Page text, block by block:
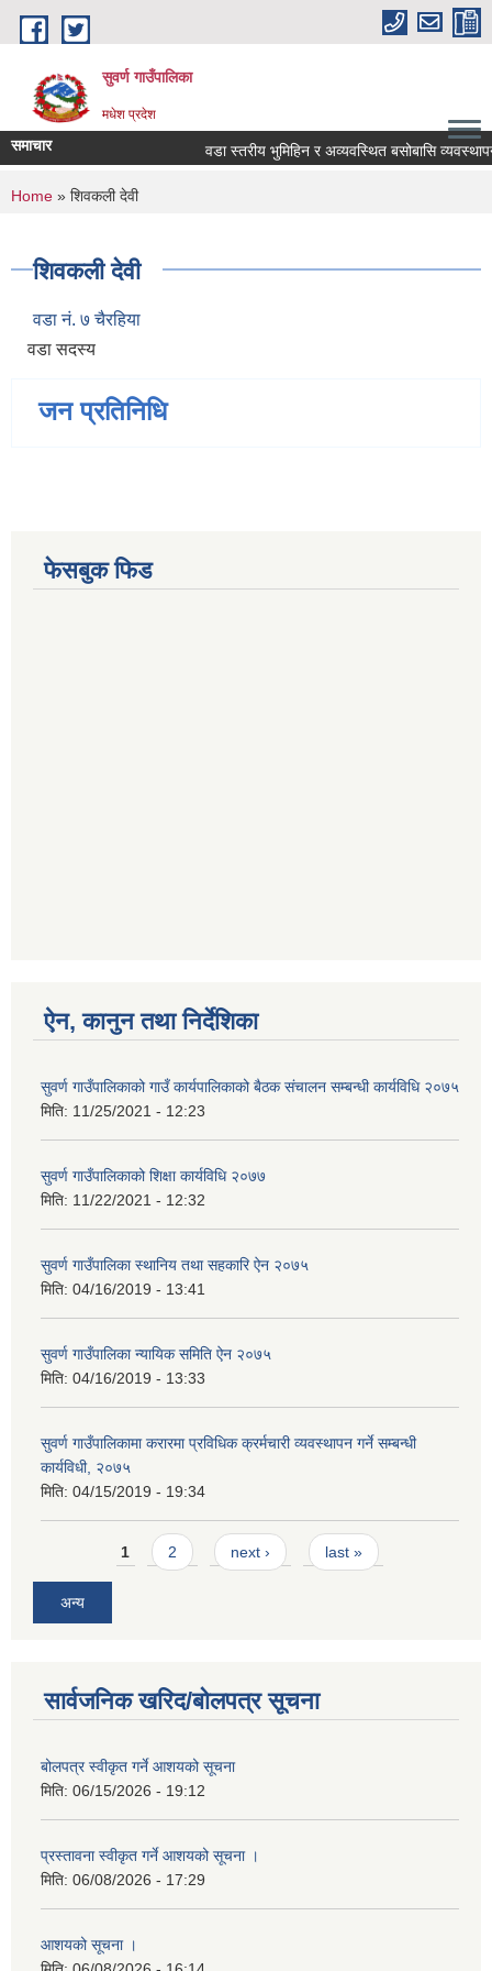
Skip to main content
सुवर्ण गाउँपालिका
मधेश प्रदेश
समाचार वडा स्तरीय भुमिहिन र अव्यवस्थित बसोबासि
You are here
Home » शिवकली देवी
शिवकली देवी
वडा नं. ७ चैरहिया
वडा सदस्य
जन प्रतिनिधि
फेसबुक फिड
ऐन, कानुन तथा निर्देशिका
सुवर्ण गाउँपालिकाको गाउँ कार्यपालिकाको बैठक संचालन सम्बन्धी कार्यविधि २०७५
मिति: 11/25/2021 - 12:23
सुवर्ण गाउँपालिकाको शिक्षा कार्यविधि २०७७
मिति: 11/22/2021 - 12:32
सुवर्ण गाउँपालिका स्थानिय तथा सहकारि ऐन २०७५
मिति: 04/16/2019 - 13:41
सुवर्ण गाउँपालिका न्यायिक समिति ऐन २०७५
मिति: 04/16/2019 - 13:33
सुवर्ण गाउँपालिकामा करारमा प्रविधिक क्रर्मचारी व्यवस्थापन गर्ने सम्बन्धी
कार्यविधी, २०७५
मिति: 04/15/2019 - 19:34
Pages1 2 next › last »
अन्य
सार्वजनिक खरिद/बोलपत्र सूचना
बोलपत्र स्वीकृत गर्ने आशयको सूचना
मिति: 06/15/2026 - 19:12
प्रस्तावना स्वीकृत गर्ने आशयको सूचना ।
मिति: 06/08/2026 - 17:29
आशयको सूचना ।